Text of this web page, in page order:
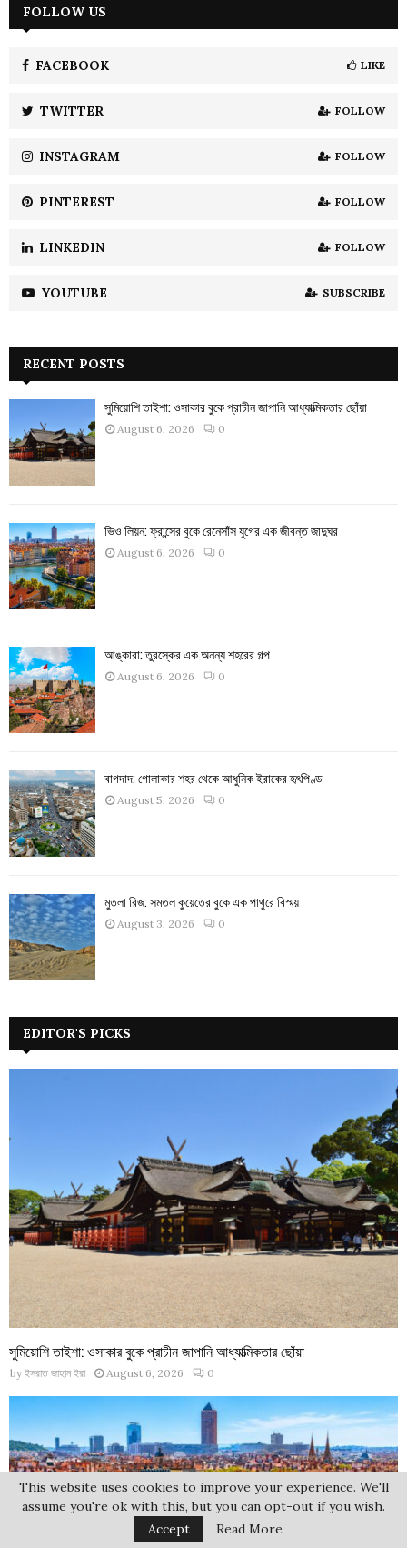
h
H
FOLLOW US
FACEBOOK LIKE
TWITTER FOLLOW
INSTAGRAM FOLLOW
PINTEREST FOLLOW
LINKEDIN FOLLOW
YOUTUBE SUBSCRIBE
RECENT POSTS
সুমিয়োশি তাইশা: ওসাকার বুকে প্রাচীন জাপানি আধ্যাত্মিকতার ছোঁয়া
August 6, 2026 0
ভিও লিয়ন: ফ্রান্সের বুকে রেনেসাঁস যুগের এক জীবন্ত জাদুঘর
August 6, 2026 0
আঙ্কারা: তুরস্কের এক অনন্য শহরের গল্প
August 6, 2026 0
বাগদাদ: গোলাকার শহর থেকে আধুনিক ইরাকের হৃৎপিণ্ড
August 5, 2026 0
মুতলা রিজ: সমতল কুয়েতের বুকে এক পাথুরে বিস্ময়
August 3, 2026 0
EDITOR'S PICKS
সুমিয়োশি তাইশা: ওসাকার বুকে প্রাচীন জাপানি আধ্যাত্মিকতার ছোঁয়া
by ইসরাত জাহান ইরা August 6, 2026 0
This website uses cookies to improve your experience. We'll
assume you're ok with this, but you can opt-out if you wish.
Accept
Read More